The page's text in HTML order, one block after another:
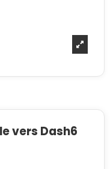
vers Dash6